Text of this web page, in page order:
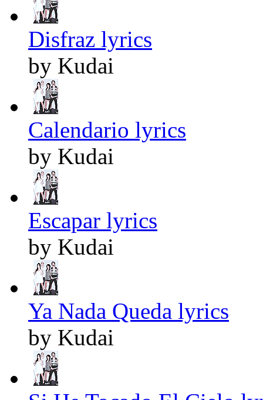
Disfraz lyrics
by Kudai
Calendario lyrics
by Kudai
Escapar lyrics
by Kudai
Ya Nada Queda lyrics
by Kudai